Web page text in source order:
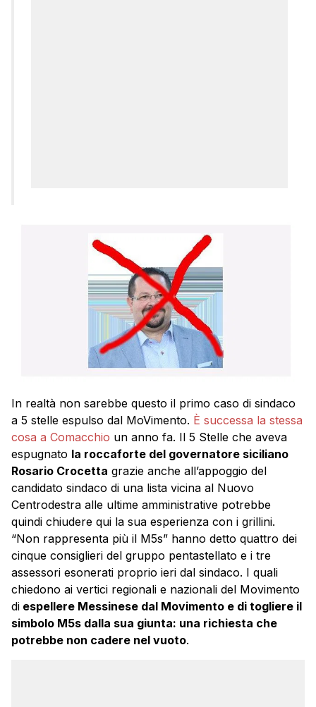
In realtà non sarebbe questo il primo caso di sindaco
a 5 stelle espulso dal MoVimento. È successa la stessa
cosa a Comacchio un anno fa. Il 5 Stelle che aveva
espugnato la roccaforte del governatore siciliano
Rosario Crocetta grazie anche all’appoggio del
candidato sindaco di una lista vicina al Nuovo
Centrodestra alle ultime amministrative potrebbe
quindi chiudere qui la sua esperienza con i grillini.
“Non rappresenta più il M5s” hanno detto quattro dei
cinque consiglieri del gruppo pentastellato e i tre
assessori esonerati proprio ieri dal sindaco. I quali
chiedono ai vertici regionali e nazionali del Movimento
di espellere Messinese dal Movimento e di togliere il
simbolo M5s dalla sua giunta: una richiesta che
potrebbe non cadere nel vuoto.